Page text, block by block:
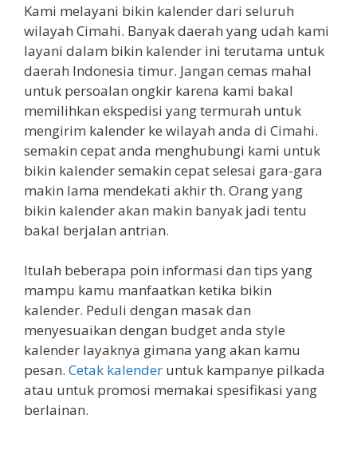
Kami melayani bikin kalender dari seluruh
wilayah Cimahi. Banyak daerah yang udah kami
layani dalam bikin kalender ini terutama untuk
daerah Indonesia timur. Jangan cemas mahal
untuk persoalan ongkir karena kami bakal
memilihkan ekspedisi yang termurah untuk
mengirim kalender ke wilayah anda di Cimahi.
semakin cepat anda menghubungi kami untuk
bikin kalender semakin cepat selesai gara-gara
makin lama mendekati akhir th. Orang yang
bikin kalender akan makin banyak jadi tentu
bakal berjalan antrian.
Itulah beberapa poin informasi dan tips yang
mampu kamu manfaatkan ketika bikin
kalender. Peduli dengan masak dan
menyesuaikan dengan budget anda style
kalender layaknya gimana yang akan kamu
pesan. Cetak kalender untuk kampanye pilkada
atau untuk promosi memakai spesifikasi yang
berlainan.